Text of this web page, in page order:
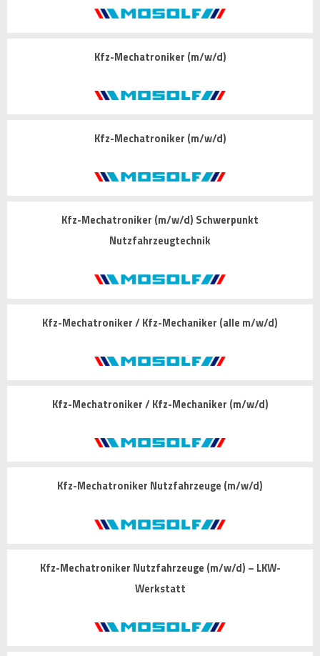
Kfz-Mechatroniker (m/w/d)
Kfz-Mechatroniker (m/w/d)
Kfz-Mechatroniker (m/w/d) Schwerpunkt
Nutzfahrzeugtechnik
Kfz-Mechatroniker / Kfz-Mechaniker (alle m/w/d)
Kfz-Mechatroniker / Kfz-Mechaniker (m/w/d)
Kfz-Mechatroniker Nutzfahrzeuge (m/w/d)
Kfz-Mechatroniker Nutzfahrzeuge (m/w/d) – LKW-
Werkstatt